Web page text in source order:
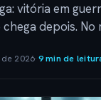
vitória em
depois. No
2026·9 min de